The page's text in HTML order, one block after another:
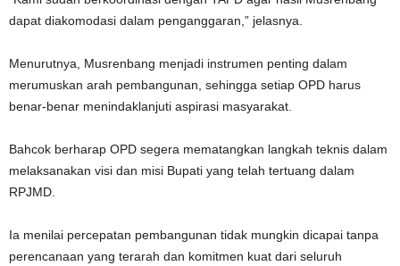
dapat diakomodasi dalam penganggaran,” jelasnya.
Menurutnya, Musrenbang menjadi instrumen penting dalam
merumuskan arah pembangunan, sehingga setiap OPD harus
benar-benar menindaklanjuti aspirasi masyarakat.
Bahcok berharap OPD segera mematangkan langkah teknis dalam
melaksanakan visi dan misi Bupati yang telah tertuang dalam
RPJMD.
Ia menilai percepatan pembangunan tidak mungkin dicapai tanpa
perencanaan yang terarah dan komitmen kuat dari seluruh